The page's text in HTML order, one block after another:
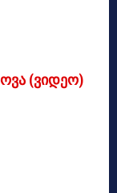
(ვიდეო)